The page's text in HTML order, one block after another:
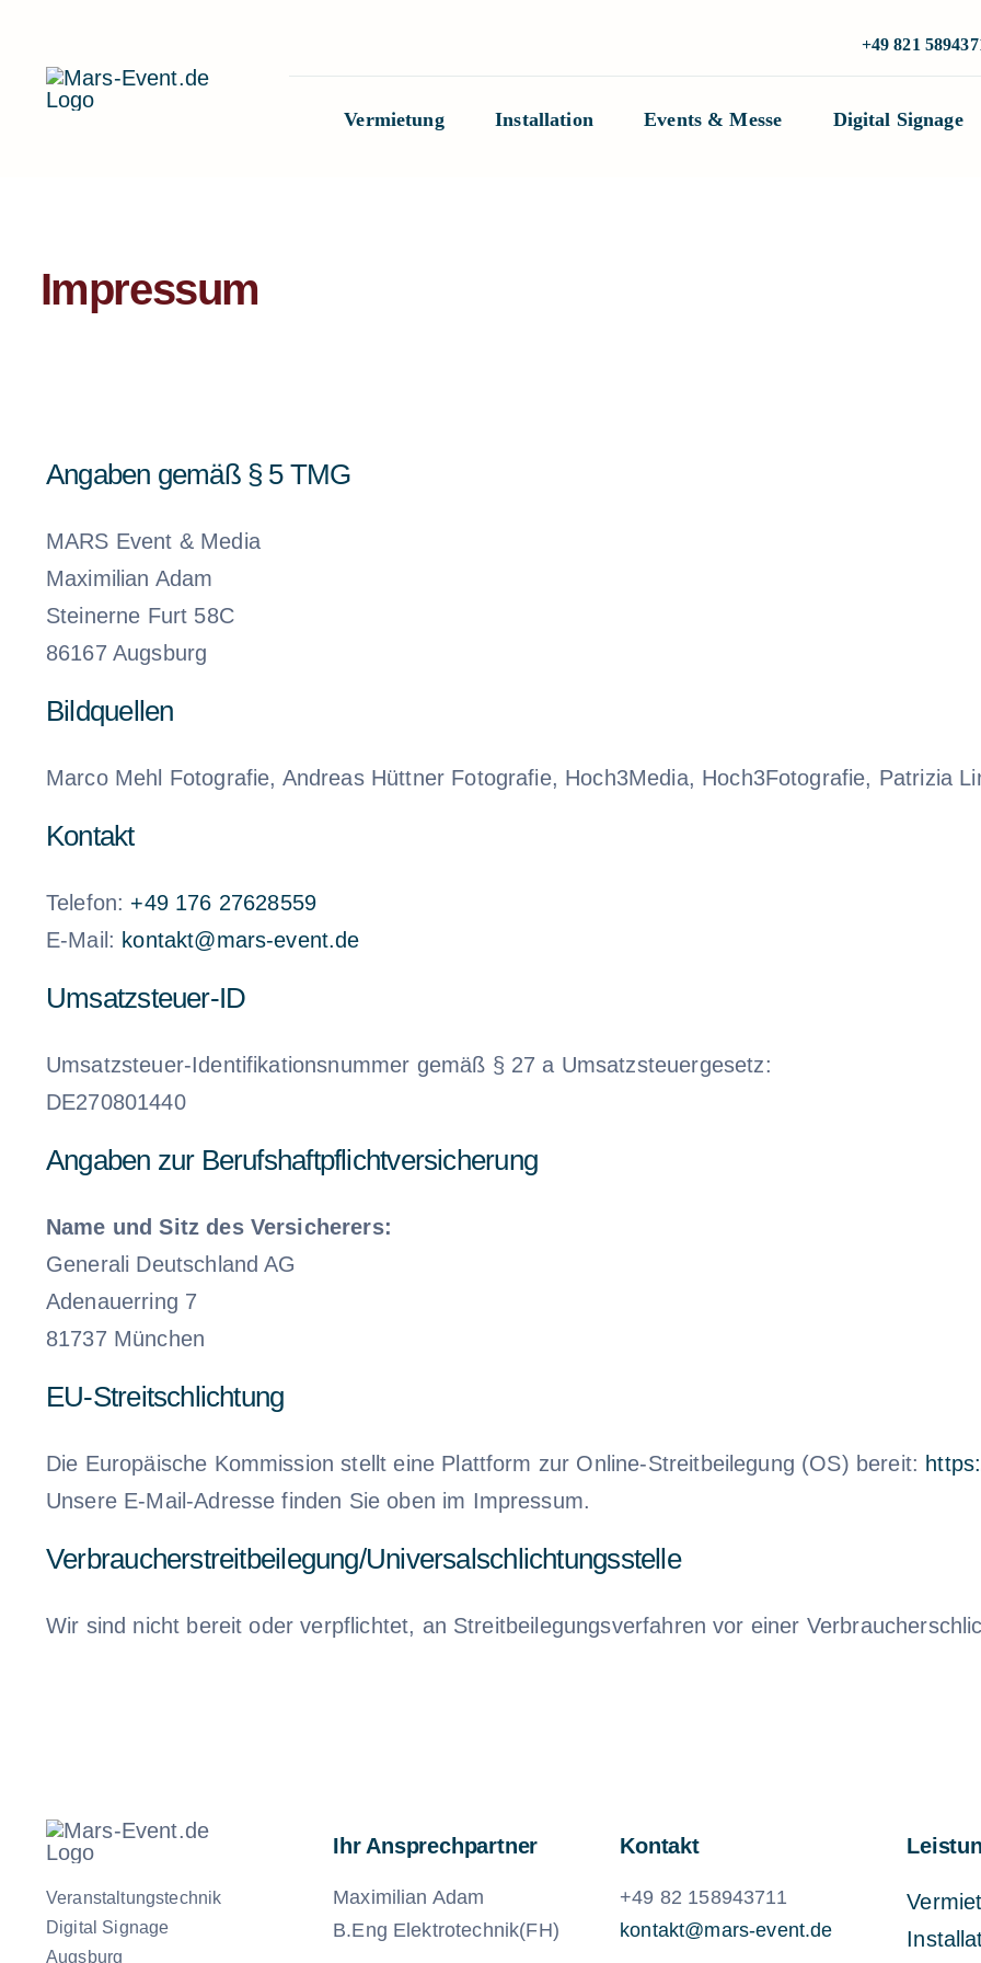
springen
+49 821
Vermietung Installation Events & Messe Digital Signage
Impressum
Angaben gemäß § 5 TMG
MARS Event & Media
Maximilian Adam
Steinerne Furt 58C
86167 Augsburg
Bildquellen
Marco Mehl Fotografie, Andreas Hüttner Fotografie, Hoch3Media, Hoch3Fotografie, Patrizia
Kontakt
Telefon: +49 176 27628559
E-Mail: kontakt@mars-event.de
Umsatzsteuer-ID
Umsatzsteuer-Identifikationsnummer gemäß § 27 a Umsatzsteuergesetz:
DE270801440
Angaben zur Berufs­haftpflicht­versicherung
Name und Sitz des Versicherers:
Generali Deutschland AG
Adenauerring 7
81737 München
EU-Streitschlichtung
Die Europäische Kommission stellt eine Plattform zur Online-Streitbeilegung (OS) bereit:
Unsere E-Mail-Adresse finden Sie oben im Impressum.
Verbraucher­streit­beilegung/Universal­schlichtungs­stelle
Wir sind nicht bereit oder verpflichtet, an Streitbeilegungsverfahren vor einer
Veranstaltungstechnik
Digital Signage
Augsburg
Ihr Ansprechpartner
Maximilian Adam
B.Eng Elektrotechnik(FH)
Kontakt
+49 82 158943711
kontakt@mars-event.de